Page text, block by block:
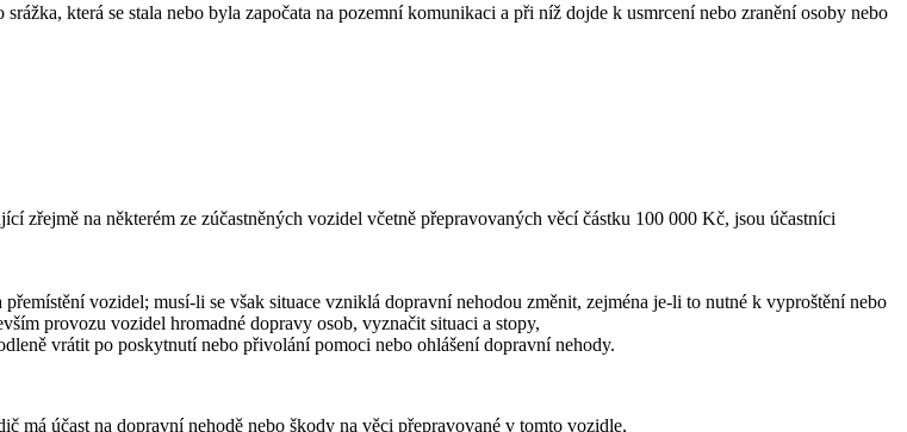
která se stala nebo byla započata na pozemní komunikaci a při níž dojde k usmrcení nebo zranění osoby nebo
zřejmě na některém ze zúčastněných vozidel včetně přepravovaných věcí částku 100 000 Kč, jsou účastníci
vozidel; musí-li se však situace vzniklá dopravní nehodou změnit, zejména je-li to nutné k vyproštění nebo
provozu vozidel hromadné dopravy osob, vyznačit situaci a stopy,
vrátit po poskytnutí nebo přivolání pomoci nebo ohlášení dopravní nehody.
má účast na dopravní nehodě nebo škody na věci přepravované v tomto vozidle,